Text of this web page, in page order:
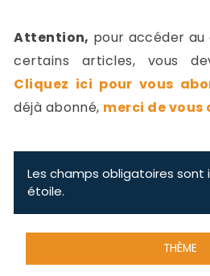
Attention, pour accéder
certains articles, vous
Cliquez ici pour vous
déjà abonné, merci de vous
Les champs obligatoires sont
étoile.
THÈME